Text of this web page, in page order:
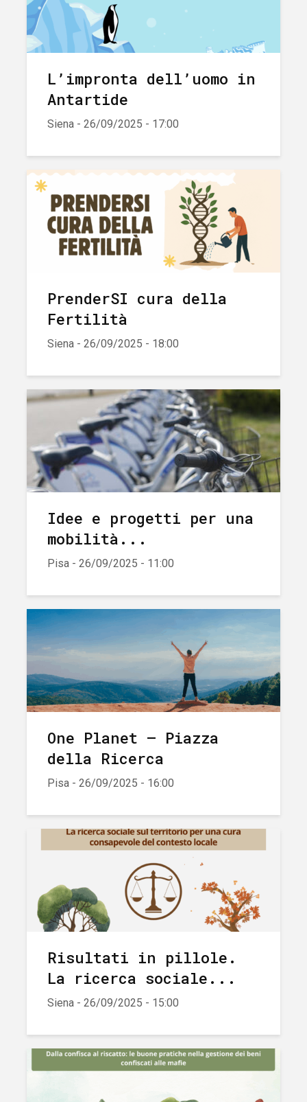
L’impronta dell’uomo in
Antartide
Siena - 26/09/2025 - 17:00
PrenderSI cura della
Fertilità
Siena - 26/09/2025 - 18:00
Idee e progetti per una
mobilità...
Pisa - 26/09/2025 - 11:00
One Planet – Piazza
della Ricerca
Pisa - 26/09/2025 - 16:00
Risultati in pillole.
La ricerca sociale...
Siena - 26/09/2025 - 15:00